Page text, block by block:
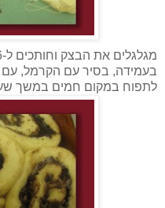
בעמידה, בסיר עם הקרמל, עם
לתפוח במקום חמים במשך